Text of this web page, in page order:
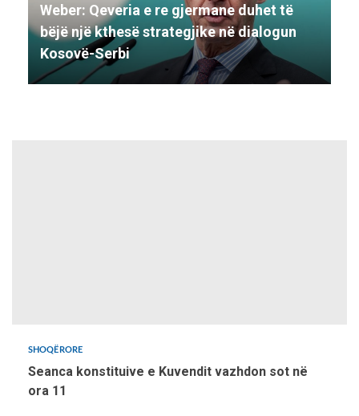
Weber: Qeveria e re gjermane duhet të
bëjë një kthesë strategjike në dialogun
Kosovë-Serbi
SHOQËRORE
Seanca konstituive e Kuvendit vazhdon sot në
ora 11